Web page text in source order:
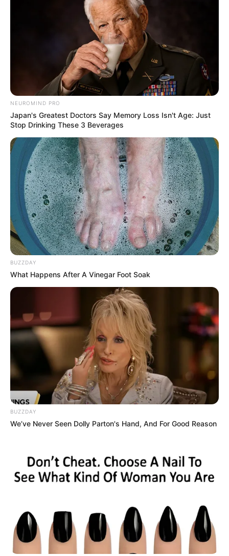
NEUROMIND PRO
Japan's Greatest Doctors Say Memory Loss Isn't Age: Just
Stop Drinking These 3 Beverages
BUZZDAY
What Happens After A Vinegar Foot Soak
BUZZDAY
We’ve Never Seen Dolly Parton's Hand, And For Good Reason